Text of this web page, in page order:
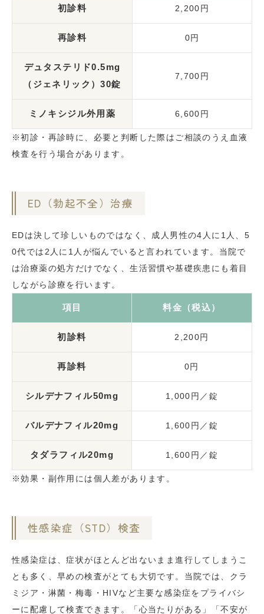
初診料 2,200円
再診料 0円
デュタステリド0.5mg
（ジェネリック）30錠
7,700円
ミノキシジル外用薬 6,600円
※初診・再診時に、必要と判断した際はご相談のうえ血液
検査を行う場合があります。
ED（勃起不全）治療
EDは決して珍しいものではなく、成人男性の4人に1人、5
0代では2人に1人が悩んでいると言われています。当院で
は治療薬の処方だけでなく、生活習慣や基礎疾患にも着目
しながら診療を行います。
項目 料金（税込）
初診料 2,200円
再診料 0円
シルデナフィル50mg 1,000円／錠
バルデナフィル20mg 1,600円／錠
タダラフィル20mg 1,600円／錠
※効果・副作用には個人差があります。
性感染症（STD）検査
性感染症は、症状がほとんど出ないまま進行してしまうこ
とも多く、早めの検査がとても大切です。当院では、クラ
ミジア・淋菌・梅毒・HIVなど主要な感染症をプライバシ
ーに配慮して検査できます。「心当たりがある」「不安が